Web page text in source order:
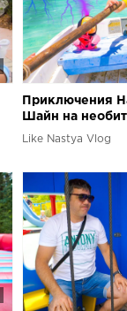
Приключения
Шайн на
Like Nastya Vlog